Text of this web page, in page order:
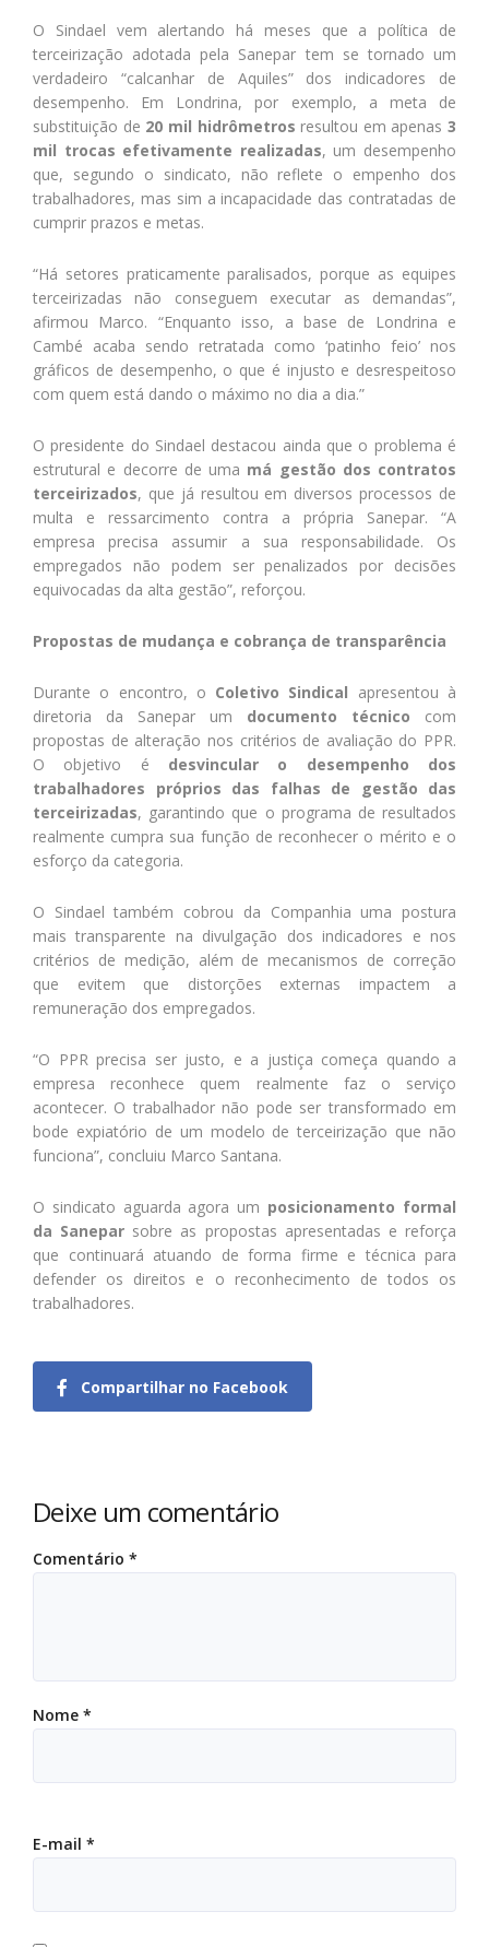
O Sindael vem alertando há meses que a política de
terceirização adotada pela Sanepar tem se tornado um
verdadeiro “calcanhar de Aquiles” dos indicadores de
desempenho. Em Londrina, por exemplo, a meta de
substituição de 20 mil hidrômetros resultou em apenas 3
mil trocas efetivamente realizadas, um desempenho
que, segundo o sindicato, não reflete o empenho dos
trabalhadores, mas sim a incapacidade das contratadas de
cumprir prazos e metas.
“Há setores praticamente paralisados, porque as equipes
terceirizadas não conseguem executar as demandas”,
afirmou Marco. “Enquanto isso, a base de Londrina e
Cambé acaba sendo retratada como ‘patinho feio’ nos
gráficos de desempenho, o que é injusto e desrespeitoso
com quem está dando o máximo no dia a dia.”
O presidente do Sindael destacou ainda que o problema é
estrutural e decorre de uma má gestão dos contratos
terceirizados, que já resultou em diversos processos de
multa e ressarcimento contra a própria Sanepar. “A
empresa precisa assumir a sua responsabilidade. Os
empregados não podem ser penalizados por decisões
equivocadas da alta gestão”, reforçou.
Propostas de mudança e cobrança de transparência
Durante o encontro, o Coletivo Sindical apresentou à
diretoria da Sanepar um documento técnico com
propostas de alteração nos critérios de avaliação do PPR.
O objetivo é desvincular o desempenho dos
trabalhadores próprios das falhas de gestão das
terceirizadas, garantindo que o programa de resultados
realmente cumpra sua função de reconhecer o mérito e o
esforço da categoria.
O Sindael também cobrou da Companhia uma postura
mais transparente na divulgação dos indicadores e nos
critérios de medição, além de mecanismos de correção
que evitem que distorções externas impactem a
remuneração dos empregados.
“O PPR precisa ser justo, e a justiça começa quando a
empresa reconhece quem realmente faz o serviço
acontecer. O trabalhador não pode ser transformado em
bode expiatório de um modelo de terceirização que não
funciona”, concluiu Marco Santana.
O sindicato aguarda agora um posicionamento formal
da Sanepar sobre as propostas apresentadas e reforça
que continuará atuando de forma firme e técnica para
defender os direitos e o reconhecimento de todos os
trabalhadores.
Compartilhar no Facebook
Deixe um comentário
Comentário *
Nome *
E-mail *